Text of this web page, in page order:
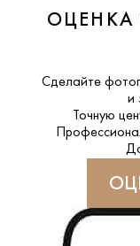
ОЦЕНКА
Сделайте
и
Точную